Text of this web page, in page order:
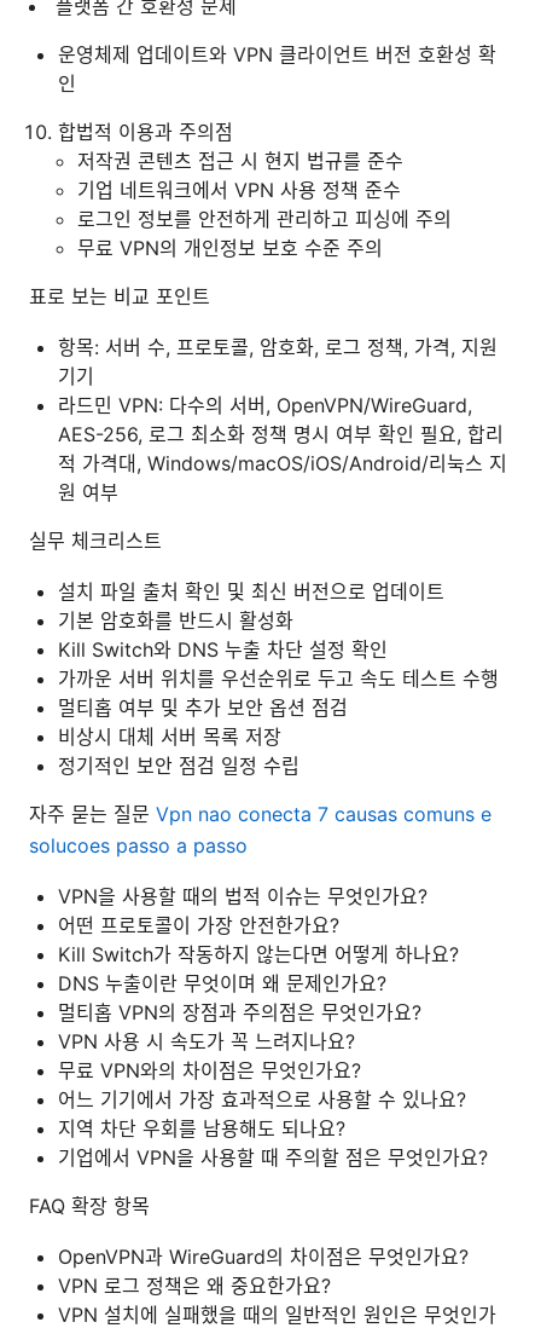
플랫폼 간 호환성 문제
운영체제 업데이트와 VPN 클라이언트 버전 호환성 확
인
합법적 이용과 주의점
저작권 콘텐츠 접근 시 현지 법규를 준수
기업 네트워크에서 VPN 사용 정책 준수
로그인 정보를 안전하게 관리하고 피싱에 주의
무료 VPN의 개인정보 보호 수준 주의
표로 보는 비교 포인트
항목: 서버 수, 프로토콜, 암호화, 로그 정책, 가격, 지원
기기
라드민 VPN: 다수의 서버, OpenVPN/WireGuard,
AES-256, 로그 최소화 정책 명시 여부 확인 필요, 합리
적 가격대, Windows/macOS/iOS/Android/리눅스 지
원 여부
실무 체크리스트
설치 파일 출처 확인 및 최신 버전으로 업데이트
기본 암호화를 반드시 활성화
Kill Switch와 DNS 누출 차단 설정 확인
가까운 서버 위치를 우선순위로 두고 속도 테스트 수행
멀티홉 여부 및 추가 보안 옵션 점검
비상시 대체 서버 목록 저장
정기적인 보안 점검 일정 수립
자주 묻는 질문 Vpn nao conecta 7 causas comuns e
solucoes passo a passo
VPN을 사용할 때의 법적 이슈는 무엇인가요?
어떤 프로토콜이 가장 안전한가요?
Kill Switch가 작동하지 않는다면 어떻게 하나요?
DNS 누출이란 무엇이며 왜 문제인가요?
멀티홉 VPN의 장점과 주의점은 무엇인가요?
VPN 사용 시 속도가 꼭 느려지나요?
무료 VPN와의 차이점은 무엇인가요?
어느 기기에서 가장 효과적으로 사용할 수 있나요?
지역 차단 우회를 남용해도 되나요?
기업에서 VPN을 사용할 때 주의할 점은 무엇인가요?
FAQ 확장 항목
OpenVPN과 WireGuard의 차이점은 무엇인가요?
VPN 로그 정책은 왜 중요한가요?
VPN 설치에 실패했을 때의 일반적인 원인은 무엇인가